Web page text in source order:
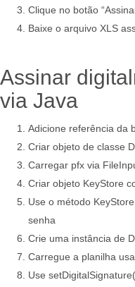
Clique no botão
Baixe o arquivo XLS
Assinar
via Java
Adicione referência da
Criar objeto de classe
Carregar pfx via
Criar objeto KeyStore
Use o método
senha
Crie uma instância de
Carregue a planilha
Use